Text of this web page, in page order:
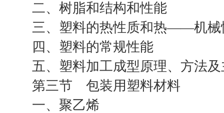
二、树脂和结构和性能
三、塑料的热性质和热——机械
四、塑料的常规性能
五、塑料加工成型原理、方法
第三节 包装用塑料材料
一、聚乙烯